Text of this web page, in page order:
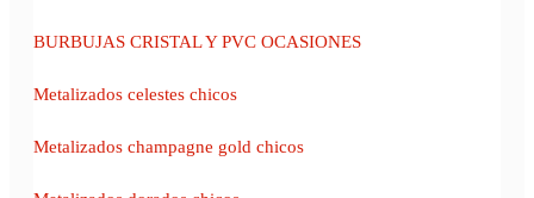
BURBUJAS CRISTAL Y PVC OCASIONES
Metalizados celestes chicos
Metalizados champagne gold chicos